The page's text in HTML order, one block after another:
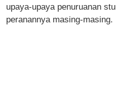
upaya-upaya penuruanan
peranannya masing-masing.